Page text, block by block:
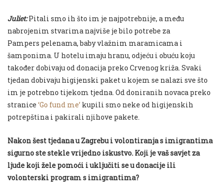
Juliet: Pitali smo ih što im je najpotrebnije, a među
nabrojenim stvarima najviše je bilo potrebe za
Pampers pelenama, baby vlažnim maramicama i
šamponima. U hotelu imaju hranu, odjeću i obuću koju
također dobivaju od donacija preko Crvenog križa. Svaki
tjedan dobivaju higijenski paket u kojem se nalazi sve što
im je potrebno tijekom tjedna. Od doniranih novaca preko
stranice ‘Go fund me’ kupili smo neke od higijenskih
potrepština i pakirali njihove pakete.
Nakon šest tjedana u Zagrebu i volontiranja s imigrantima
sigurno ste stekle vrijedno iskustvo. Koji je vaš savjet za
ljude koji žele pomoći i uključiti se u donacije ili
volonterski program s imigrantima?